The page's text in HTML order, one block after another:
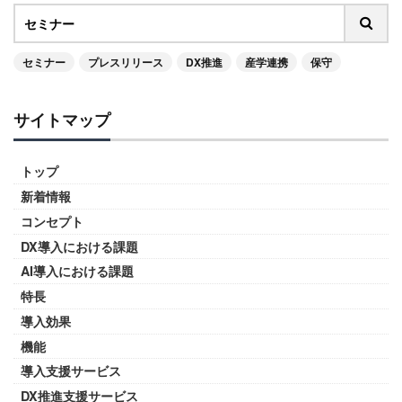
セミナー プレスリリース DX推進 産学連携 保守
サイトマップ
トップ
新着情報
コンセプト
DX導入における課題
AI導入における課題
特長
導入効果
機能
導入支援サービス
DX推進支援サービス